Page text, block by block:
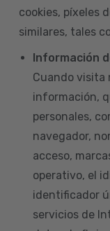
cookies, píxeles
similares, tales
Información
Cuando visita
información,
personales,
navegador,
acceso,
operativo, el
identificador
servicios de